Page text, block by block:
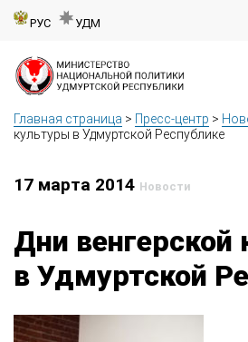
РУС УДМ
Главная страница > Пресс-центр >
культуры в Удмуртской Республике
17 марта 2014 Новости
Дни венгерской
в Удмуртской